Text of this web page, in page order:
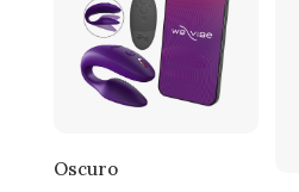
Oscuro